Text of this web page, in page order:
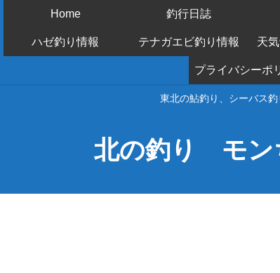
東北の鮎釣り、シーバス
北の釣り モン
Home 釣行日誌
ハゼ釣り情報 テナガエビ釣り情報 天
プライバシーポ